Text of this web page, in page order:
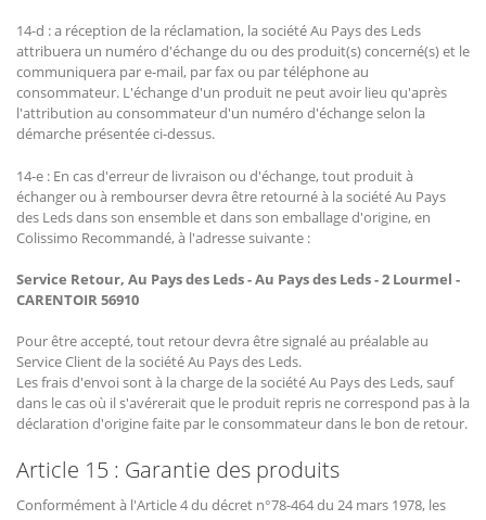
14-d : a réception de la réclamation, la société Au Pays des Leds
attribuera un numéro d'échange du ou des produit(s) concerné(s) et le
communiquera par e-mail, par fax ou par téléphone au
consommateur. L'échange d'un produit ne peut avoir lieu qu'après
l'attribution au consommateur d'un numéro d'échange selon la
démarche présentée ci-dessus.
14-e : En cas d'erreur de livraison ou d'échange, tout produit à
échanger ou à rembourser devra être retourné à la société Au Pays
des Leds dans son ensemble et dans son emballage d'origine, en
Colissimo Recommandé, à l'adresse suivante :
Service Retour, Au Pays des Leds - Au Pays des Leds - 2 Lourmel -
CARENTOIR 56910
Pour être accepté, tout retour devra être signalé au préalable au
Service Client de la société Au Pays des Leds.
Les frais d'envoi sont à la charge de la société Au Pays des Leds, sauf
dans le cas où il s'avérerait que le produit repris ne correspond pas à la
déclaration d'origine faite par le consommateur dans le bon de retour.
Article 15 : Garantie des produits
Conformément à l'Article 4 du décret n°78-464 du 24 mars 1978, les